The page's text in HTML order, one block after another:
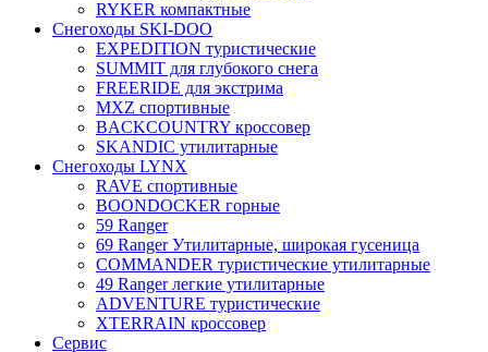
RYKER компактные
Снегоходы SKI-DOO
EXPEDITION туристические
SUMMIT для глубокого снега
FREERIDE для экстрима
MXZ cпортивные
BACKCOUNTRY кроссовер
SKANDIC утилитарные
Снегоходы LYNX
RAVE спортивные
BOONDOCKER горные
59 Ranger
69 Ranger Утилитарные, широкая гусеница
COMMANDER туристические утилитарные
49 Ranger легкие утилитарные
ADVENTURE туристические
XTERRAIN кроссовер
Сервис